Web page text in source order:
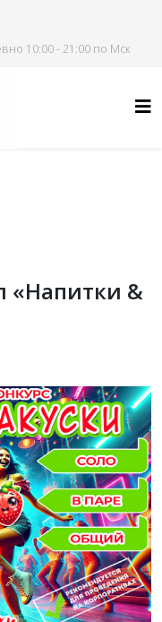
10:00 - 21:00 по Мск
«Напитки &